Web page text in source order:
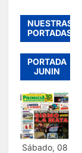
NUESTRAS
PORTADAS
PORTADA
JUNIN
Sábado, 08